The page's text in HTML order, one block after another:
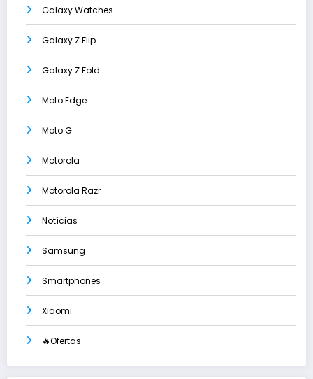
Galaxy Watches
Galaxy Z Flip
Galaxy Z Fold
Moto Edge
Moto G
Motorola
Motorola Razr
Notícias
Samsung
Smartphones
Xiaomi
🔥Ofertas